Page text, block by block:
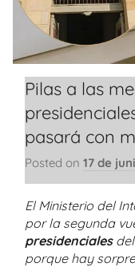
Pilas a las
pasará con
Posted on 17 de
El Ministerio del
por la segunda
presidencialesdel
porque hay